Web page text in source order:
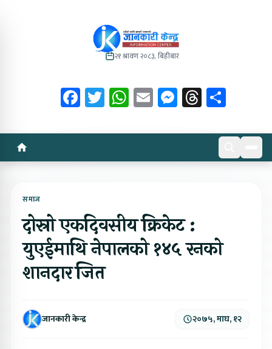
२१ श्रावण २०८३, बिहीबार
Facebook
Twitter
WhatsApp
EmailMessenger
Threads
समाज
दोस्रो एकदिवसीय क्रिकेट :
युएईमाथि नेपालको १४५ रनको
शानदार जित
जानकारी केन्द्र २०७५, माघ, १२